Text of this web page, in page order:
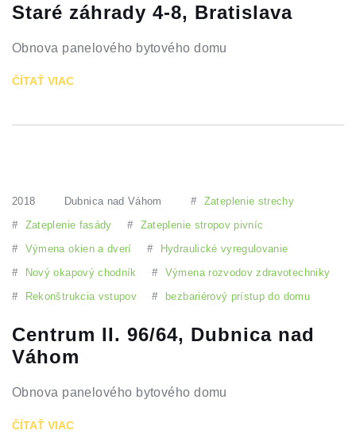
Staré záhrady 4-8, Bratislava
Obnova panelového bytového domu
ČÍTAŤ VIAC
2018 Dubnica nad Váhom #
Zateplenie strechy
#
Zateplenie fasády #
Zateplenie stropov pivníc
#
Výmena okien a dverí #
Hydraulické vyregulovanie
#
Nový okapový chodník #
Výmena rozvodov zdravotechniky
#
Rekonštrukcia vstupov # bezbariérový prístup do domu
Centrum II. 96/64, Dubnica nad
Váhom
Obnova panelového bytového domu
ČÍTAŤ VIAC